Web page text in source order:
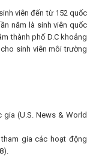
viên đến từ 152 quốc
năm là sinh viên quốc
thành phố D.C khoảng
sinh viên môi trường
(U.S. News & World
gia các hoạt động